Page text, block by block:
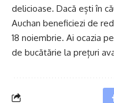
delicioase. Dacă ești în
Auchan beneficiezi de
18 noiembrie. Ai ocazia
de bucătărie la prețuri